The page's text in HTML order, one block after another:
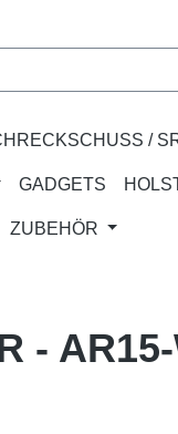
/
GADGETS
ZUBEHÖR
-